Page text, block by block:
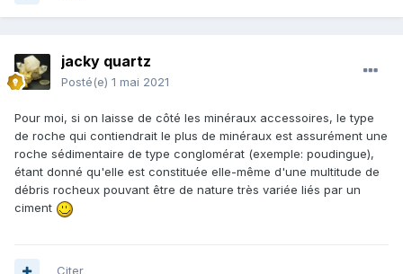
jacky quartz
Posté(e) 1 mai 2021
Pour moi, si on laisse de côté les minéraux accessoires, le type
de roche qui contiendrait le plus de minéraux est assurément une
roche sédimentaire de type conglomérat (exemple: poudingue),
étant donné qu'elle est constituée elle-même d'une multitude de
débris rocheux pouvant être de nature très variée liés par un
ciment
Citer